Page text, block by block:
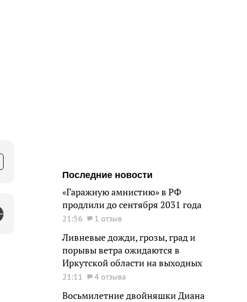
Последние новости
«Гаражную амнистию» в РФ
продлили до сентября 2031 года
21:56 1 отзыв
Ливневые дожди, грозы, град и
порывы ветра ожидаются в
Иркутской области на выходных
21:11 4 отзыва
Восьмилетние двойняшки Диана